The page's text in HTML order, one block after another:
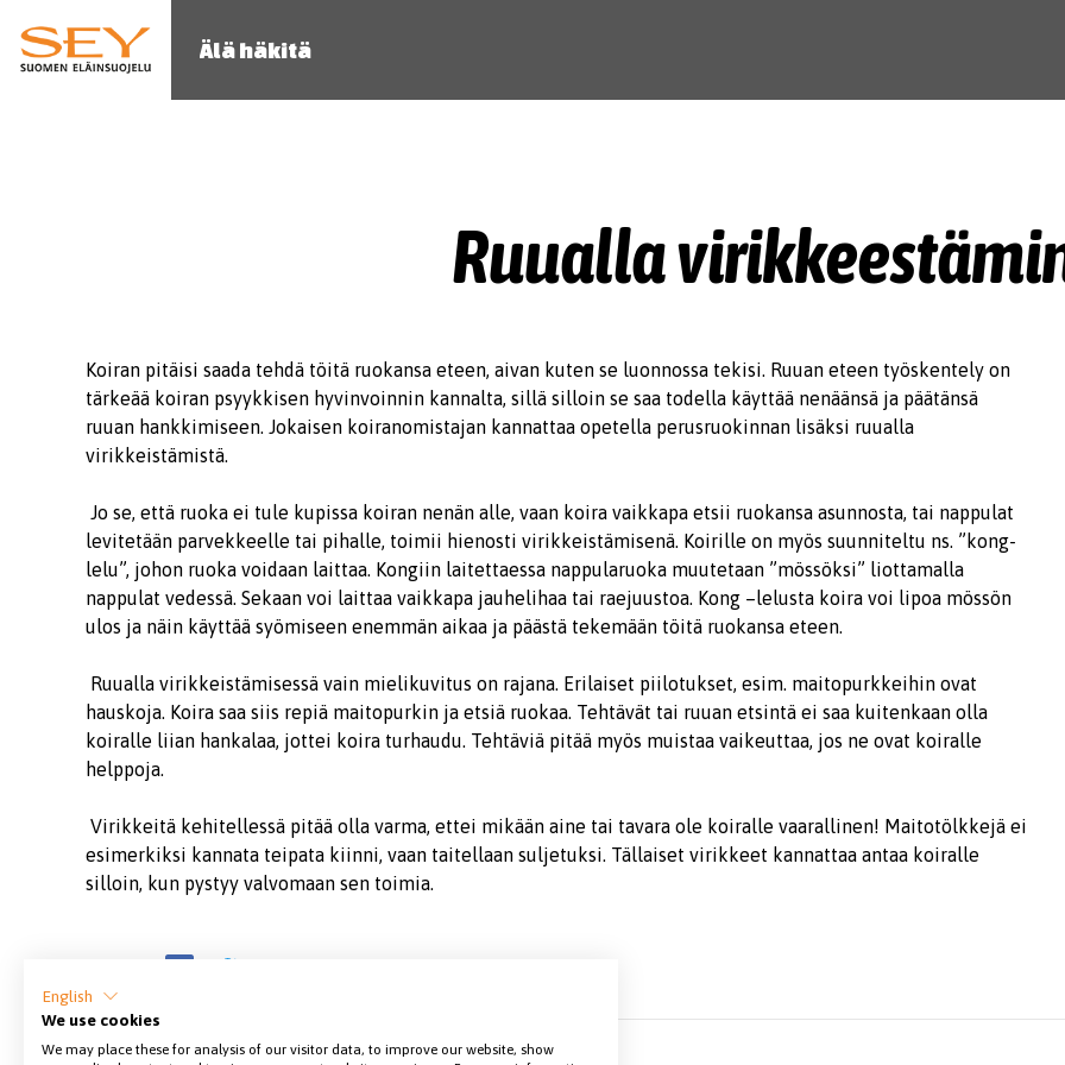
Älä häkitä
Ruualla
Koiran pitäisi saada tehdä töitä ruokansa eteen, aivan kuten se luonnossa tekisi. Ruuan eteen työskentely on
tärkeää koiran psyykkisen hyvinvoinnin kannalta, sillä silloin se saa todella käyttää nenäänsä ja päätänsä
ruuan hankkimiseen. Jokaisen koiranomistajan kannattaa opetella perusruokinnan lisäksi ruualla
virikkeistämistä.
Jo se, että ruoka ei tule kupissa koiran nenän alle, vaan koira vaikkapa etsii ruokansa asunnosta, tai nappulat
levitetään parvekkeelle tai pihalle, toimii hienosti virikkeistämisenä. Koirille on myös suunniteltu ns. ”kong-
lelu”, johon ruoka voidaan laittaa. Kongiin laitettaessa nappularuoka muutetaan ”mössöksi” liottamalla
nappulat vedessä. Sekaan voi laittaa vaikkapa jauhelihaa tai raejuustoa. Kong –lelusta koira voi lipoa mössön
ulos ja näin käyttää syömiseen enemmän aikaa ja päästä tekemään töitä ruokansa eteen.
Ruualla virikkeistämisessä vain mielikuvitus on rajana. Erilaiset piilotukset, esim. maitopurkkeihin ovat
hauskoja. Koira saa siis repiä maitopurkin ja etsiä ruokaa. Tehtävät tai ruuan etsintä ei saa kuitenkaan olla
koiralle liian hankalaa, jottei koira turhaudu. Tehtäviä pitää myös muistaa vaikeuttaa, jos ne ovat koiralle
helppoja.
Virikkeitä kehitellessä pitää olla varma, ettei mikään aine tai tavara ole koiralle vaarallinen! Maitotölkkejä ei
esimerkiksi kannata teipata kiinni, vaan taitellaan suljetuksi. Tällaiset virikkeet kannattaa antaa koiralle
silloin, kun pystyy valvomaan sen toimia.
English
We use cookies
We may place these for analysis of our visitor data, to improve our website, show